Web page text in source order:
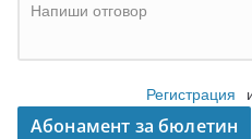
Напиши отговор
Регистрация
Абонамент за бюлетин